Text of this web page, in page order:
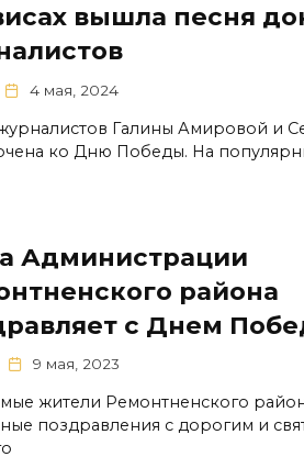
вышла песня
4 мая, 2024
Галины Амировой и
ко Дню Победы. На
Администрации
района
с Днем
9 мая, 2023
жители Ремонтненского
поздравления с дорогим и